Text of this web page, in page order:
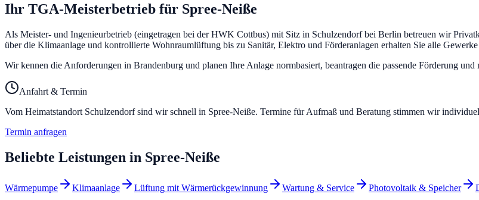
Ihr TGA-Meisterbetrieb für Spree-Neiße
Als Meister- und Ingenieurbetrieb (eingetragen bei der HWK Cottbus) mit Sitz in Schulzendorf bei Berlin betreuen wir
über die Klimaanlage und kontrollierte Wohnraumlüftung bis zu Sanitär, Elektro und Förderanlagen erhalten Sie alle
Wir kennen die Anforderungen in Brandenburg und planen Ihre Anlage normbasiert, beantragen die passende Förderung und
Anfahrt & Termin
Vom Heimatstandort Schulzendorf sind wir schnell in Spree-Neiße. Termine für Aufmaß und Beratung stimmen wir
Termin anfragen
Beliebte Leistungen in Spree-Neiße
Wärmepumpe Klimaanlage Lüftung mit Wärmerückgewinnung Wartung & Service Photovoltaik & Speicher